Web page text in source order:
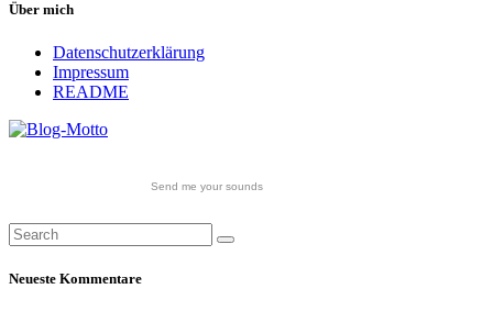
Über mich
Datenschutzerklärung
Impressum
README
Send me your sounds
Neueste Kommentare